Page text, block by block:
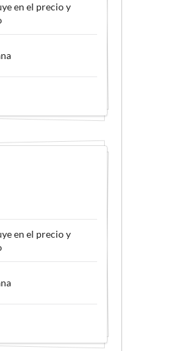
en el precio y
en el precio y